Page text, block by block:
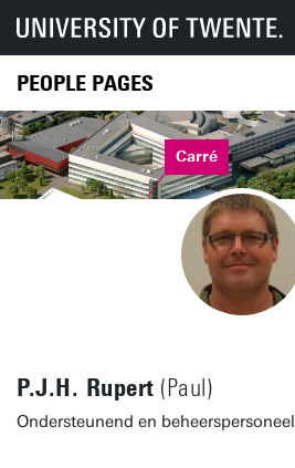
PEOPLE PAGES
Carré
P.J.H. Rupert (Paul)
Ondersteunend en beheerspersoneel